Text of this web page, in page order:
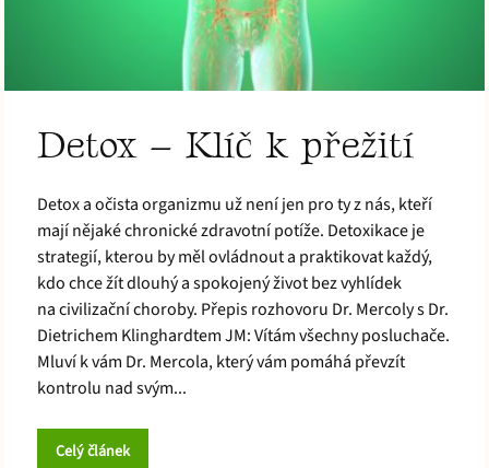
Detox – Klíč k přežití
Detox a očista organizmu už není jen pro ty z nás, kteří
mají nějaké chronické zdravotní potíže. Detoxikace je
strategií, kterou by měl ovládnout a praktikovat každý,
kdo chce žít dlouhý a spokojený život bez vyhlídek
na civilizační choroby. Přepis rozhovoru Dr. Mercoly s Dr.
Dietrichem Klinghardtem JM: Vítám všechny posluchače.
Mluví k vám Dr. Mercola, který vám pomáhá převzít
kontrolu nad svým...
Celý článek